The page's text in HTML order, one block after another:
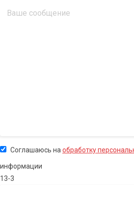
Соглашаюсь на обработку
информации
13-3